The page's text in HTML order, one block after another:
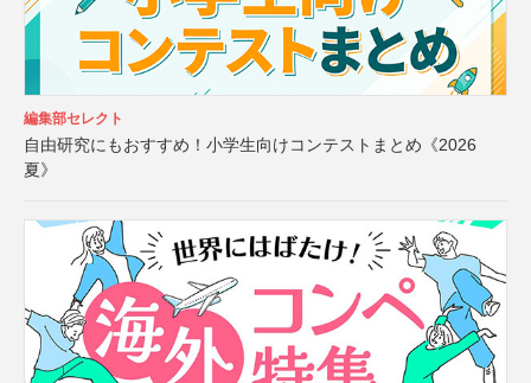
編集部セレクト
自由研究にもおすすめ！小学生向けコンテストまとめ《2026
夏》